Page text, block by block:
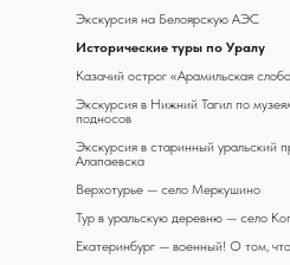
Экскурсия на Белоярскую АЭС
Исторические туры по Уралу
Казачий острог «Арамильская
Экскурсия в Нижний Тагил по
подносов
Экскурсия в старинный уральский
Алапаевска
Верхотурье — село Меркушино
Тур в уральскую деревню — село
Екатеринбург — военный! О том,